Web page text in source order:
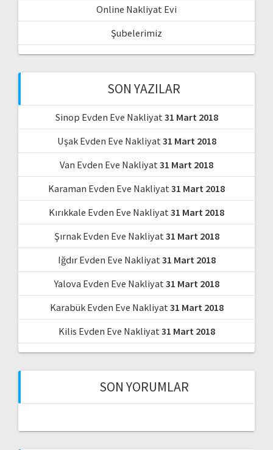
Online Nakliyat Evi
Şubelerimiz
SON YAZILAR
Sinop Evden Eve Nakliyat 31 Mart 2018
Uşak Evden Eve Nakliyat 31 Mart 2018
Van Evden Eve Nakliyat 31 Mart 2018
Karaman Evden Eve Nakliyat 31 Mart 2018
Kırıkkale Evden Eve Nakliyat 31 Mart 2018
Şırnak Evden Eve Nakliyat 31 Mart 2018
Iğdır Evden Eve Nakliyat 31 Mart 2018
Yalova Evden Eve Nakliyat 31 Mart 2018
Karabük Evden Eve Nakliyat 31 Mart 2018
Kilis Evden Eve Nakliyat 31 Mart 2018
SON YORUMLAR